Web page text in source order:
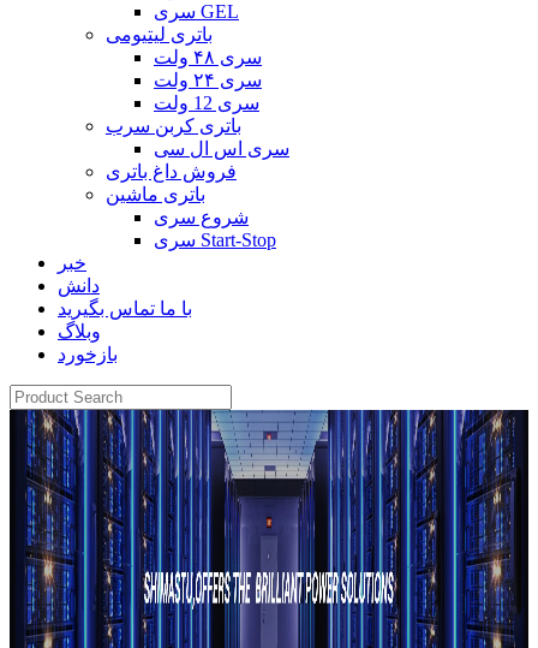
سری GEL
باتری لیتیومی
سری ۴۸ ولت
سری ۲۴ ولت
سری 12 ولت
باتری کربن سرب
سری اس ال سی
فروش داغ باتری
باتری ماشین
شروع سری
سری Start-Stop
خبر
دانش
با ما تماس بگیرید
وبلاگ
بازخورد